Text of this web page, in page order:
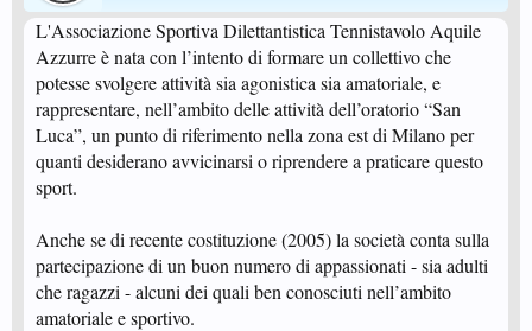
L'Associazione Sportiva Dilettantistica Tennistavolo Aquile
Azzurre è nata con l’intento di formare un collettivo che
potesse svolgere attività sia agonistica sia amatoriale, e
rappresentare, nell’ambito delle attività dell’oratorio “San
Luca”, un punto di riferimento nella zona est di Milano per
quanti desiderano avvicinarsi o riprendere a praticare questo
sport.
Anche se di recente costituzione (2005) la società conta sulla
partecipazione di un buon numero di appassionati - sia adulti
che ragazzi - alcuni dei quali ben conosciuti nell’ambito
amatoriale e sportivo.